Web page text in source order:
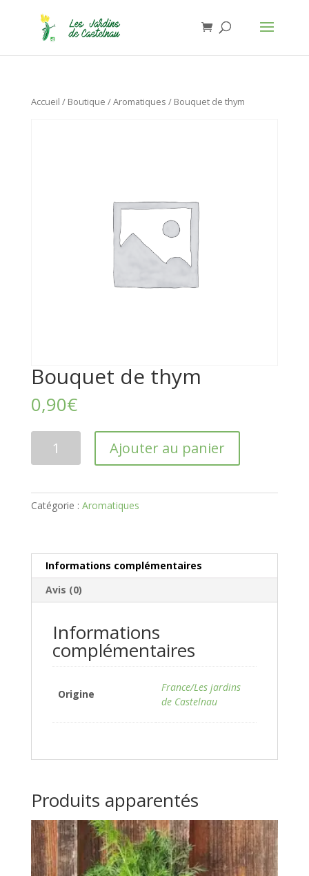
Accueil / Boutique /Aromatiques / Bouquet de thym
Bouquet de thym
0,90€
thym
Ajouter au panier
Catégorie : Aromatiques
Informations complémentaires
Avis (0)
Informations
complémentaires
Origine
France/Les jardins
de Castelnau
Produits apparentés
Jardins de Castelnau - Organic Food
Anthony Lasserre
Gratuit - In Google Play
Installer